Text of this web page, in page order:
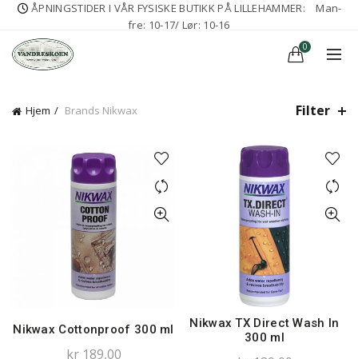
ÅPNINGSTIDER I VÅR FYSISKE BUTIKK PÅ LILLEHAMMER:
Man-
fre: 10-17/ Lør: 10-16
0
Hjem Brands Nikwax Filter
Nikwax Cottonproof 300 ml
kr189,00
Nikwax TX Direct Wash In
300 ml